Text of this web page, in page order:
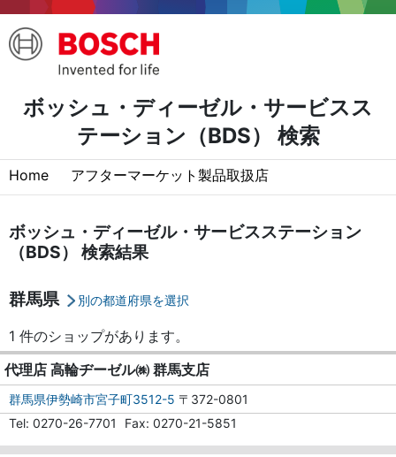
ボッシュ・ディーゼル・サービスス
テーション（BDS） 検索
Home アフターマーケット製品取扱店
ボッシュ・ディーゼル・サービスステーション
（BDS） 検索結果
群馬県 別の都道府県を選択
1 件のショップがあります。
代理店 高輪ヂーゼル㈱ 群馬支店
群馬県伊勢崎市宮子町3512-5 〒372-0801
Tel 0270-26-7701 Fax 0270-21-5851